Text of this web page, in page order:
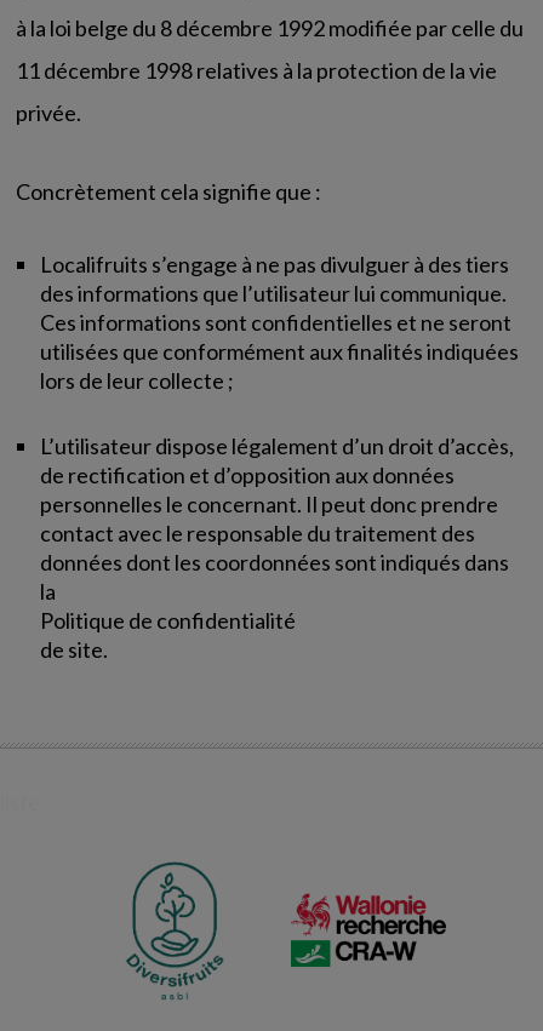
à la loi belge du 8 décembre 1992 modifiée par celle du
11 décembre 1998 relatives à la protection de la vie
privée.
Concrètement cela signifie que :
Localifruits s’engage à ne pas divulguer à des tiers
des informations que l’utilisateur lui communique.
Ces informations sont confidentielles et ne seront
utilisées que conformément aux finalités indiquées
lors de leur collecte ;
L’utilisateur dispose légalement d’un droit d’accès,
de rectification et d’opposition aux données
personnelles le concernant. Il peut donc prendre
contact avec le responsable du traitement des
données dont les coordonnées sont indiqués dans
la
Politique de confidentialité
de site.